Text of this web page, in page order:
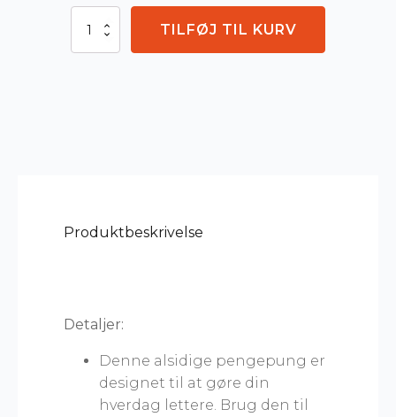
Christiania
Pengepung
-
TILFØJ TIL KURV
Produktbeskrivelse
Detaljer:
Denne alsidige pengepung er
designet til at gøre din
hverdag lettere. Brug den til